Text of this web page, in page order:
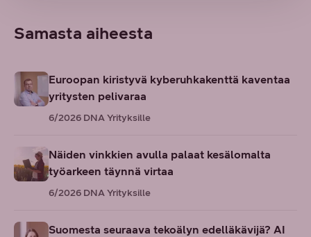
Samasta aiheesta
Euroopan kiristyvä kyberuhkakenttä kaventaa
yritysten pelivaraa
6/2026 DNA Yrityksille
Näiden vinkkien avulla palaat kesälomalta
työarkeen täynnä virtaa
6/2026 DNA Yrityksille
Suomesta seuraava tekoälyn edelläkävijä? AI